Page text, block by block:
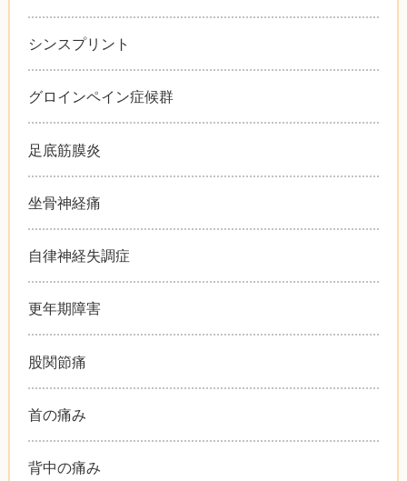
シンスプリント
グロインペイン症候群
足底筋膜炎
坐骨神経痛
自律神経失調症
更年期障害
股関節痛
首の痛み
背中の痛み